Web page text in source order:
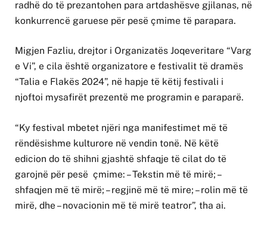
radhë do të prezantohen para artdashësve gjilanas, në
konkurrencë garuese për pesë çmime të parapara.
Migjen Fazliu, drejtor i Organizatës Joqeveritare “Varg
e Vi”, e cila është organizatore e festivalit të dramës
“Talia e Flakës 2024”, në hapje të këtij festivali i
njoftoi mysafirët prezentë me programin e paraparë.
“Ky festival mbetet njëri nga manifestimet më të
rëndësishme kulturore në vendin tonë. Në këtë
edicion do të shihni gjashtë shfaqje të cilat do të
garojnë për pesë çmime: – Tekstin më të mirë; –
shfaqjen më të mirë; – regjinë më të mire; – rolin më të
mirë, dhe – novacionin më të mirë teatror”, tha ai.